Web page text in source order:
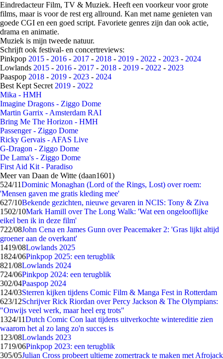
Eindredacteur Film, TV & Muziek. Heeft een voorkeur voor grote
films, maar is voor de rest erg allround. Kan met name genieten van
goede CGI en een goed script. Favoriete genres zijn dan ook actie,
drama en animatie.
Muziek is mijn tweede natuur.
Schrijft ook festival- en concertreviews:
Pinkpop 2015 - 2016 - 2017 - 2018 - 2019 - 2022 - 2023 - 2024
Lowlands 2015 - 2016 - 2017 - 2018 - 2019 - 2022 - 2023
Paaspop 2018 - 2019 - 2023 - 2024
Best Kept Secret 2019 - 2022
Mika - HMH
Imagine Dragons - Ziggo Dome
Martin Garrix - Amsterdam RAI
Bring Me The Horizon - HMH
Passenger - Ziggo Dome
Ricky Gervais - AFAS Live
G-Dragon - Ziggo Dome
De Lama's - Ziggo Dome
First Aid Kit - Paradiso
Meer van Daan de Witte (daan1601)
524/11Dominic Monaghan (Lord of the Rings, Lost) over roem:
'Mensen gaven me gratis kleding mee'
627/10Bekende gezichten, nieuwe gevaren in NCIS: Tony & Ziva
1502/10Mark Hamill over The Long Walk: 'Wat een ongelooflijke
eikel ben ik in deze film'
722/08John Cena en James Gunn over Peacemaker 2: 'Gras lijkt altijd
groener aan de overkant'
1419/08Lowlands 2025
1824/06Pinkpop 2025: een terugblik
821/08Lowlands 2024
724/06Pinkpop 2024: een terugblik
302/04Paaspop 2024
1 24/03Sterren kijken tijdens Comic Film & Manga Fest in Rotterdam
623/12Schrijver Rick Riordan over Percy Jackson & The Olympians:
"Onwijs veel werk, maar heel erg trots"
1324/11Dutch Comic Con laat tijdens uitverkochte wintereditie zien
waarom het al zo lang zo'n succes is
1 23/08Lowlands 2023
1719/06Pinkpop 2023: een terugblik
305/05Julian Cross probeert ultieme zomertrack te maken met Afrojack